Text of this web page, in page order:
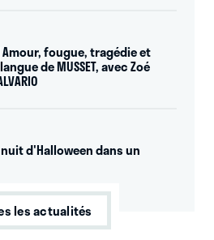
| Amour, fougue, tragédie et
de MUSSET, avec Zoé
d'Halloween dans un
les actualités